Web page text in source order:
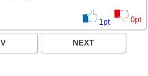
1pt 0pt
NEXT